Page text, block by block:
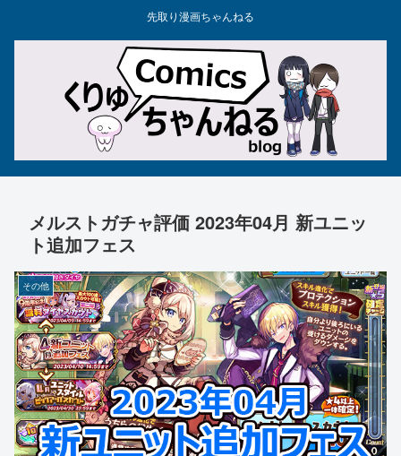
先取り漫画ちゃんねる
メルストガチャ評価 2023年04月 新ユニッ
ト追加フェス
その他